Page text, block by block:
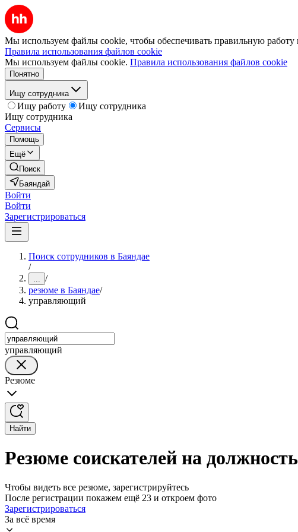
Мы используем файлы cookie, чтобы обеспечивать правильную работу
Правила использования файлов cookie
Мы используем файлы cookie. Правила использования файлов cookie
Понятно
Ищу сотрудника
Ищу работу
Ищу сотрудника
Ищу сотрудника
Сервисы
Помощь
Ещё
Поиск
Баяндай
Войти
Войти
Зарегистрироваться
Поиск сотрудников в Баяндае
/
... /
резюме в Баяндае/
управляющий
управляющий
Резюме
Найти
Резюме соискателей на
Чтобы видеть все резюме, зарегистрируйтесь
После регистрации покажем ещё 23 и откроем фото
Зарегистрироваться
За всё время